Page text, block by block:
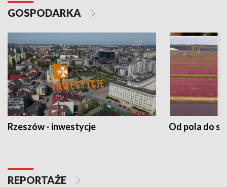
GOSPODARKA
Rzeszów - inwestycje Od pola do
REPORTAŻE